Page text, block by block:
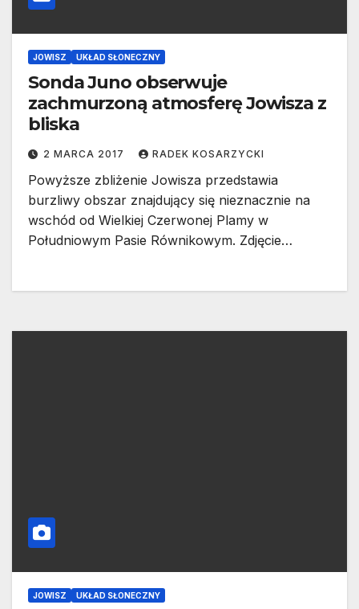
JOWISZ UKŁAD SŁONECZNY
Sonda Juno obserwuje
zachmurzoną atmosferę Jowisza z
bliska
2 MARCA 2017 RADEK KOSARZYCKI
Powyższe zbliżenie Jowisza przedstawia
burzliwy obszar znajdujący się nieznacznie na
wschód od Wielkiej Czerwonej Plamy w
Południowym Pasie Równikowym. Zdjęcie…
JOWISZ UKŁAD SŁONECZNY